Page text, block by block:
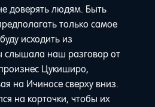
доверять людям. Быть
только самое
исходить из
слышала наш разговор от
Цукиширо,
на Ичиносе сверху вниз.
на корточки, чтобы их